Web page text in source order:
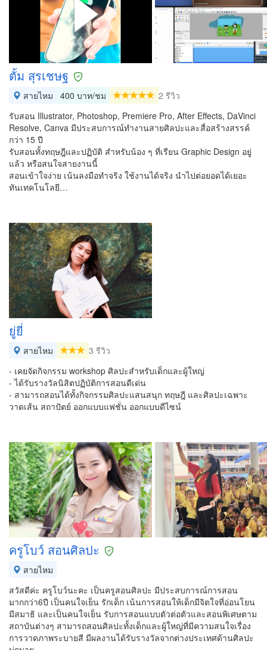
ตั้ม สุรเชษฐ
สายไหม 400 บาท/ชม
2 รีวิว
รับสอน Illustrator, Photoshop, Premiere Pro, After Effects, DaVinci
Resolve, Canva มีประสบการณ์ทำงานสายศิลปะและสื่อสร้างสรรค์
กว่า 15 ปี
รับสอนทั้งทฤษฎีและปฏิบัติ สำหรับน้อง ๆ ที่เรียน Graphic Design อยู่
แล้ว หรือสนใจสายงานนี้
สอนเข้าใจง่าย เน้นลงมือทำจริง ใช้งานได้จริง นำไปต่อยอดได้เยอะ
ทันเทคโนโลยี…
ยู่ยี่
สายไหม
3 รีวิว
- เคยจัดกิจกรรม workshop ศิลปะสำหรับเด็กและผู้ใหญ่
- ได้รับรางวัลนิสิตปฏิบัติการสอนดีเด่น
- สามารถสอนได้ทั้งกิจกรรมศิลปะแสนสนุก ทฤษฎี และศิลปะเฉพาะ
วาดเส้น สถาปัตย์ ออกแบบแฟชั่น ออกแบบดีไซน์
ครูโบว์ สอนศิลปะ
สายไหม
สวัสดีค่ะ ครูโบว์นะคะ เป็นครูสอนศิลปะ มีประสบการณ์การสอน
มากกว่า6ปี เป็นคนใจเย็น รักเด็ก เน้นการสอนให้เด็กมีจิตใจที่อ่อนโยน
มีสมาธิ และเป็นคนใจเย็น รับการสอนแบบตัวต่อตัวและสอนพิเศษตาม
สถาบันต่างๆ สามารถสอนศิลปะทั้งเด็กและผู้ใหญ่ที่มีความสนใจเรื่อง
การวาดภาพระบายสี มีผลงานได้รับรางวัลจากต่างประเทศด้านศิลปะ